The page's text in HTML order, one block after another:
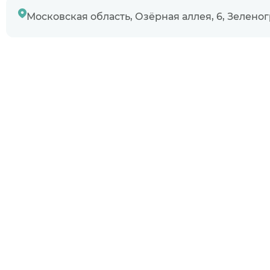
Московская область, Озёрная аллея, 6,